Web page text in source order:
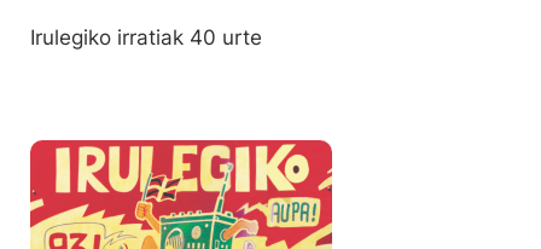
Irulegiko irratiak 40 urte